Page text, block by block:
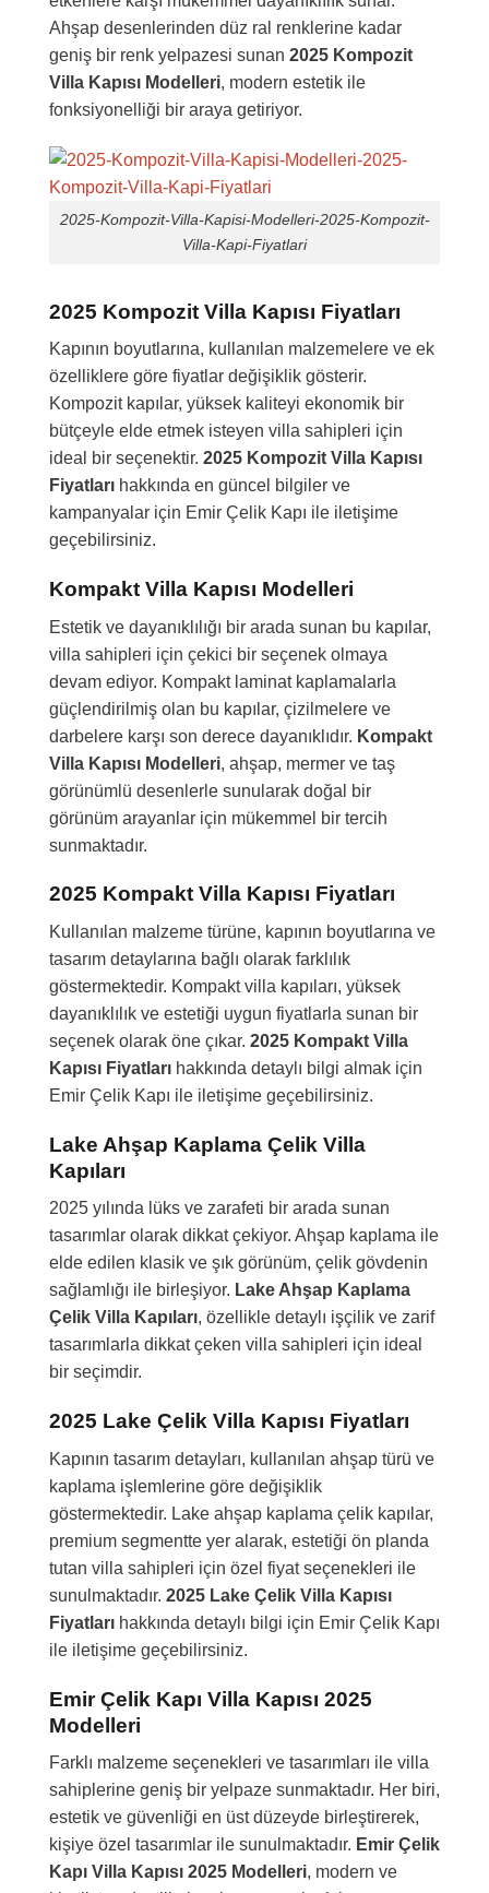
Ahşap desenlerinden düz ral renklerine kadar
geniş bir renk yelpazesi sunan 2025 Kompozit
Villa Kapısı Modelleri, modern estetik ile
fonksiyonelliği bir araya getiriyor.
2025-Kompozit-Villa-Kapisi-Modelleri-2025-Kompozit-
Villa-Kapi-Fiyatlari
2025 Kompozit Villa Kapısı Fiyatları
Kapının boyutlarına, kullanılan malzemelere ve ek
özelliklere göre fiyatlar değişiklik gösterir.
Kompozit kapılar, yüksek kaliteyi ekonomik bir
bütçeyle elde etmek isteyen villa sahipleri için
ideal bir seçenektir. 2025 Kompozit Villa Kapısı
Fiyatları hakkında en güncel bilgiler ve
kampanyalar için Emir Çelik Kapı ile iletişime
geçebilirsiniz.
Kompakt Villa Kapısı Modelleri
Estetik ve dayanıklılığı bir arada sunan bu kapılar,
villa sahipleri için çekici bir seçenek olmaya
devam ediyor. Kompakt laminat kaplamalarla
güçlendirilmiş olan bu kapılar, çizilmelere ve
darbelere karşı son derece dayanıklıdır. Kompakt
Villa Kapısı Modelleri, ahşap, mermer ve taş
görünümlü desenlerle sunularak doğal bir
görünüm arayanlar için mükemmel bir tercih
sunmaktadır.
2025 Kompakt Villa Kapısı Fiyatları
Kullanılan malzeme türüne, kapının boyutlarına ve
tasarım detaylarına bağlı olarak farklılık
göstermektedir. Kompakt villa kapıları, yüksek
dayanıklılık ve estetiği uygun fiyatlarla sunan bir
seçenek olarak öne çıkar. 2025 Kompakt Villa
Kapısı Fiyatları hakkında detaylı bilgi almak için
Emir Çelik Kapı ile iletişime geçebilirsiniz.
Lake Ahşap Kaplama Çelik Villa
Kapıları
2025 yılında lüks ve zarafeti bir arada sunan
tasarımlar olarak dikkat çekiyor. Ahşap kaplama ile
elde edilen klasik ve şık görünüm, çelik gövdenin
sağlamlığı ile birleşiyor. Lake Ahşap Kaplama
Çelik Villa Kapıları, özellikle detaylı işçilik ve zarif
tasarımlarla dikkat çeken villa sahipleri için ideal
bir seçimdir.
2025 Lake Çelik Villa Kapısı Fiyatları
Kapının tasarım detayları, kullanılan ahşap türü ve
kaplama işlemlerine göre değişiklik
göstermektedir. Lake ahşap kaplama çelik kapılar,
premium segmentte yer alarak, estetiği ön planda
tutan villa sahipleri için özel fiyat seçenekleri ile
sunulmaktadır. 2025 Lake Çelik Villa Kapısı
Fiyatları hakkında detaylı bilgi için Emir Çelik Kapı
ile iletişime geçebilirsiniz.
Emir Çelik Kapı Villa Kapısı 2025
Modelleri
Farklı malzeme seçenekleri ve tasarımları ile villa
sahiplerine geniş bir yelpaze sunmaktadır. Her biri,
estetik ve güvenliği en üst düzeyde birleştirerek,
kişiye özel tasarımlar ile sunulmaktadır. Emir Çelik
Kapı Villa Kapısı 2025 Modelleri, modern ve